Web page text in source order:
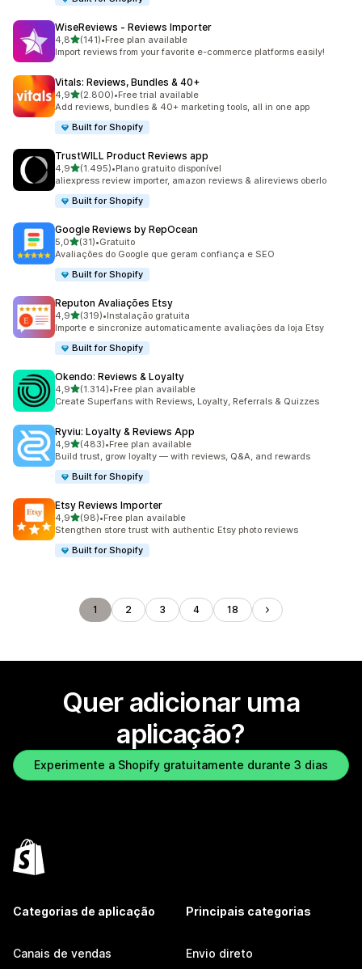
WiseReviews ‑ Reviews Importer
4,8de 5 estrelas
(141)
141 total de avaliações
•Free plan available
Import reviews from your favorite e-commerce platforms easily!
Vitals: Reviews, Bundles & 40+
4,9de 5 estrelas
(2.800)
2800 total de avaliações
•Free trial available
Add reviews, bundles & 40+ marketing tools, all in one app
Built for Shopify
TrustWILL Product Reviews app
4,9de 5 estrelas
(1.495)
1495 total de avaliações
•Plano gratuito disponível
aliexpress review importer, amazon reviews & alireviews oberlo
Built for Shopify
Google Reviews by RepOcean
5,0de 5 estrelas
(31)
31 total de avaliações
•Gratuito
Avaliações do Google que geram confiança e SEO
Built for Shopify
Reputon Avaliações Etsy
4,9de 5 estrelas
(319)
319 total de avaliações
•Instalação gratuita
Importe e sincronize automaticamente avaliações da loja Etsy
Built for Shopify
Okendo: Reviews & Loyalty
4,9de 5 estrelas
(1.314)
1314 total de avaliações
•Free plan available
Create Superfans with Reviews, Loyalty, Referrals & Quizzes
Ryviu: Loyalty & Reviews App
4,9de 5 estrelas
(483)
483 total de avaliações
•Free plan available
Build trust, grow loyalty — with reviews, Q&A, and rewards
Built for Shopify
Etsy Reviews Importer
4,9de 5 estrelas
(98)
98 total de avaliações
•Free plan available
Stengthen store trust with authentic Etsy photo reviews
Built for Shopify
1 2 3 4 18
Quer adicionar uma
aplicação?
Experimente a Shopify gratuitamente durante 3 dias
Categorias de aplicação
Canais de vendas
Principais categorias
Envio direto